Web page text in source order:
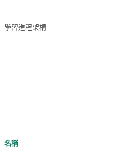
學習進程架構
名稱